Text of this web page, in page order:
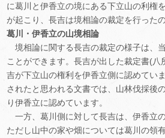
に葛川と伊香立の境にある下立山の利権
が起こり、長吉は境相論の裁定を行ったの
葛川・伊香立の山境相論
境相論に関する長吉の裁定の様子は、
ことができます。長吉が出した裁定書(八
吉が下立山の権利を伊香立側に認めてい
されたと思われる文書では、山林伐採後
り伊香立に認めています。
一方、葛川側に対して長吉は、伊香立
ただし山中の家や畑については葛川の領